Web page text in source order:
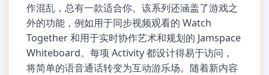
作混乱，总有一款适合你。该系列还涵盖了游戏之
外的功能，例如用于同步视频观看的 Watch
Together 和用于实时协作艺术和规划的 Jamspace
Whiteboard。每项 Activity 都设计得易于访问，
将简单的语音通话转变为互动游乐场。随着新内容